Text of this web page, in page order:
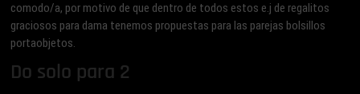
comodo/a, por motivo de que dentro de todos estos e.j de regalitos
graciosos para dama tenemos propuestas para las parejas bolsillos
portaobjetos.
Do solo para 2